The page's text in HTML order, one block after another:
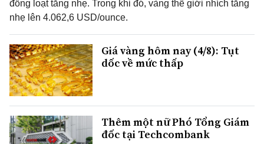
đồng loạt tăng nhẹ. Trong khi đó, vàng thế giới nhích tăng
nhẹ lên 4.062,6 USD/ounce.
Giá vàng hôm nay (4/8): Tụt
dốc về mức thấp
Thêm một nữ Phó Tổng Giám
đốc tại Techcombank